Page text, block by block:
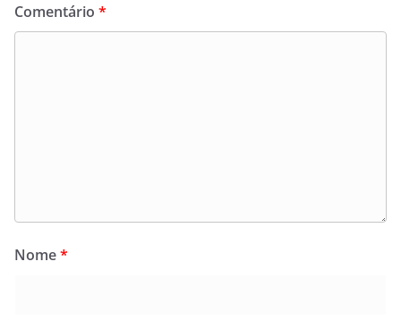
Comentário *
Nome*